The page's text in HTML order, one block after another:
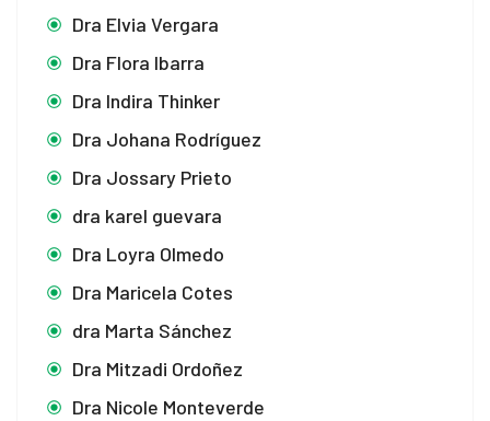
Dra Elvia Vergara
Dra Flora Ibarra
Dra Indira Thinker
Dra Johana Rodríguez
Dra Jossary Prieto
dra karel guevara
Dra Loyra Olmedo
Dra Maricela Cotes
dra Marta Sánchez
Dra Mitzadi Ordoñez
Dra Nicole Monteverde